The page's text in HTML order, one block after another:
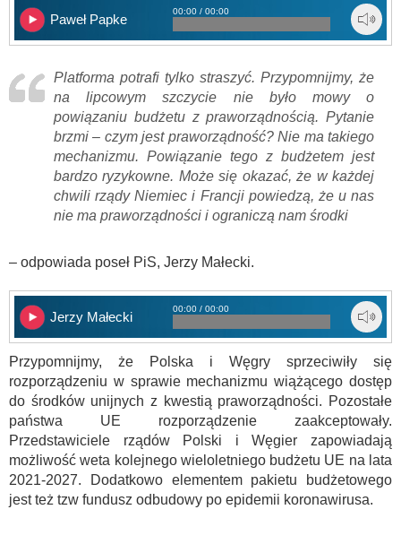
Paweł Papke
00:00 / 00:00
Platforma potrafi tylko straszyć. Przypomnijmy, że
na lipcowym szczycie nie było mowy o
powiązaniu budżetu z praworządnością. Pytanie
brzmi – czym jest praworządność? Nie ma takiego
mechanizmu. Powiązanie tego z budżetem jest
bardzo ryzykowne. Może się okazać, że w każdej
chwili rządy Niemiec i Francji powiedzą, że u nas
nie ma praworządności i ograniczą nam środki
– odpowiada poseł PiS, Jerzy Małecki.
Jerzy Małecki
00:00 / 00:00
Przypomnijmy, że Polska i Węgry sprzeciwiły się
rozporządzeniu w sprawie mechanizmu wiążącego dostęp
do środków unijnych z kwestią praworządności. Pozostałe
państwa UE rozporządzenie zaakceptowały.
Przedstawiciele rządów Polski i Węgier zapowiadają
możliwość weta kolejnego wieloletniego budżetu UE na lata
2021-2027. Dodatkowo elementem pakietu budżetowego
jest też tzw fundusz odbudowy po epidemii koronawirusa.